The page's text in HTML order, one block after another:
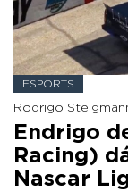
ESPORTS
Rodrigo
Endrigo
Racing)
Nascar